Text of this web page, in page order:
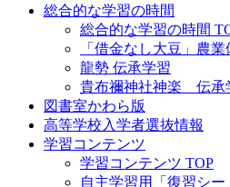
総合的な学習の時間
総合的な学習の時間
「借金なし大豆」農業
龍勢 伝承学習
貴布禰神社神楽 伝承
図書室かわら版
高等学校入学者選抜情報
学習コンテンツ
学習コンテンツ TOP
自主学習用「復習シ